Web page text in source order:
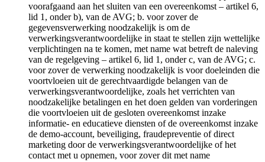
voorafgaand aan het sluiten van een overeenkomst – artikel 6,
lid 1, onder b), van de AVG; b. voor zover de
gegevensverwerking noodzakelijk is om de
verwerkingsverantwoordelijke in staat te stellen zijn wettelijke
verplichtingen na te komen, met name wat betreft de naleving
van de regelgeving – artikel 6, lid 1, onder c, van de AVG; c.
voor zover de verwerking noodzakelijk is voor doeleinden die
voortvloeien uit de gerechtvaardigde belangen van de
verwerkingsverantwoordelijke, zoals het verrichten van
noodzakelijke betalingen en het doen gelden van vorderingen
die voortvloeien uit de gesloten overeenkomst inzake
informatie- en educatieve diensten of de overeenkomst inzake
de demo-account, beveiliging, fraudepreventie of direct
marketing door de verwerkingsverantwoordelijke of het
contact met u opnemen, voor zover dit met name